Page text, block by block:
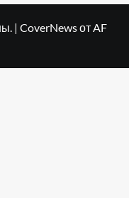
| CoverNewsот AF